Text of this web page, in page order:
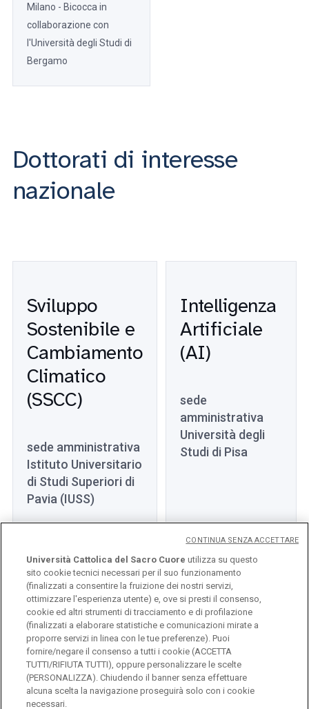
Milano - Bicocca in
collaborazione con
l'Università degli Studi di
Bergamo
Dottorati di interesse
nazionale
Sviluppo
Sostenibile e
Cambiamento
Climatico
(SSCC)
sede amministrativa
Istituto Universitario
di Studi Superiori di
Pavia (IUSS)
Intelligenza
Artificiale
(AI)
sede
amministrativa
Università degli
Studi di Pisa
Università Cattolica del Sacro Cuore
Largo A. Gemelli, 1 - 20123 Milano
Università Cattolica del Sacro Cuore utilizza su questo
sito cookie tecnici necessari per il suo funzionamento
(finalizzati a consentire la fruizione dei nostri servizi,
ottimizzare l'esperienza utente) e, ove si presti il consenso,
cookie ed altri strumenti di tracciamento e di profilazione
(finalizzati a elaborare statistiche e comunicazioni mirate a
proporre servizi in linea con le tue preferenze). Puoi
fornire/negare il consenso a tutti i cookie (ACCETTA
TUTTI/RIFIUTA TUTTI), oppure personalizzare le scelte
(PERSONALIZZA). Chiudendo il banner senza effettuare
alcuna scelta la navigazione proseguirà solo con i cookie
necessari.
CONTINUA SENZA ACCETTARE